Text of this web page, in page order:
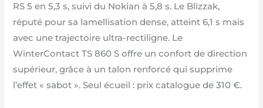
RS 5 en 5,3 s, suivi du Nokian à 5,8 s. Le Blizzak,
réputé pour sa lamellisation dense, atteint 6,1 s mais
avec une trajectoire ultra-rectiligne. Le
WinterContact TS 860 S offre un confort de direction
supérieur, grâce à un talon renforcé qui supprime
l’effet « sabot ». Seul écueil : prix catalogue de 310 €.